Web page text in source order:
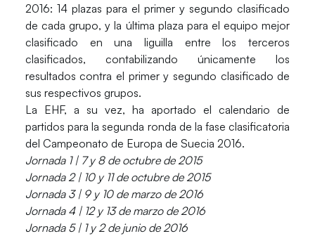
2016: 14 plazas para el primer y segundo clasificado
de cada grupo, y la última plaza para el equipo mejor
clasificado en una liguilla entre los terceros
clasificados, contabilizando únicamente los
resultados contra el primer y segundo clasificado de
sus respectivos grupos.
La EHF, a su vez, ha aportado el calendario de
partidos para la segunda ronda de la fase clasificatoria
del Campeonato de Europa de Suecia 2016.
Jornada 1 | 7 y 8 de octubre de 2015
Jornada 2 | 10 y 11 de octubre de 2015
Jornada 3 | 9 y 10 de marzo de 2016
Jornada 4 | 12 y 13 de marzo de 2016
Jornada 5 | 1 y 2 de junio de 2016